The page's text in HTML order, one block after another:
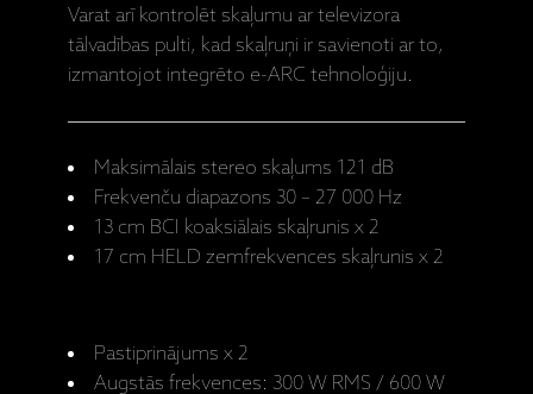
Varat arī kontrolēt skaļumu ar televizora
tālvadības pulti, kad skaļruņi ir savienoti ar to,
izmantojot integrēto e-ARC tehnoloģiju.
Maksimālais stereo skaļums 121 dB
Frekvenču diapazons 30 – 27 000 Hz
13 cm BCI koaksiālais skaļrunis x 2
17 cm HELD zemfrekvences skaļrunis x 2
Pastiprinājums x 2
Augstās frekvences: 300 W RMS / 600 W